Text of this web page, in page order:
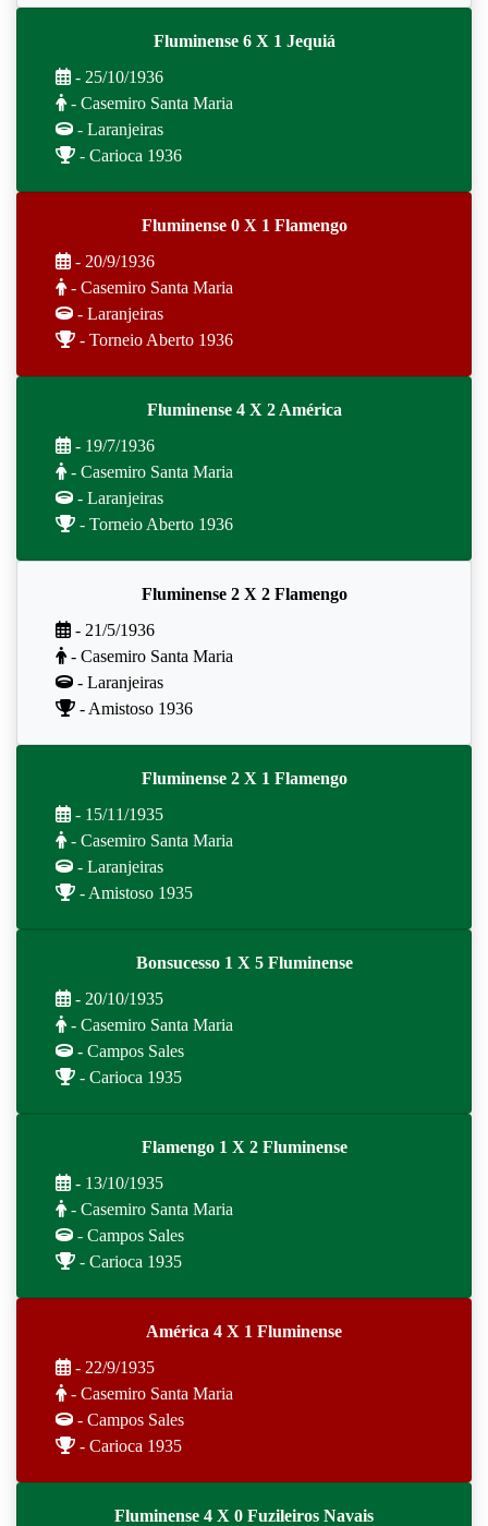
Fluminense 6 X 1 Jequiá
- 25/10/1936
- Casemiro Santa Maria
- Laranjeiras
- Carioca 1936
Fluminense 0 X 1 Flamengo
- 20/9/1936
- Casemiro Santa Maria
- Laranjeiras
- Torneio Aberto 1936
Fluminense 4 X 2 América
- 19/7/1936
- Casemiro Santa Maria
- Laranjeiras
- Torneio Aberto 1936
Fluminense 2 X 2 Flamengo
- 21/5/1936
- Casemiro Santa Maria
- Laranjeiras
- Amistoso 1936
Fluminense 2 X 1 Flamengo
- 15/11/1935
- Casemiro Santa Maria
- Laranjeiras
- Amistoso 1935
Bonsucesso 1 X 5 Fluminense
- 20/10/1935
- Casemiro Santa Maria
- Campos Sales
- Carioca 1935
Flamengo 1 X 2 Fluminense
- 13/10/1935
- Casemiro Santa Maria
- Campos Sales
- Carioca 1935
América 4 X 1 Fluminense
- 22/9/1935
- Casemiro Santa Maria
- Campos Sales
- Carioca 1935
Fluminense 4 X 0 Fuzileiros Navais